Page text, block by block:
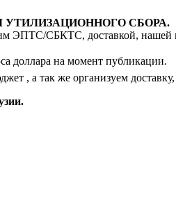
СБОРА.
ЭПТС/СБКТС, доставкой, нашей
доллара на момент публикации.
, а так же организуем